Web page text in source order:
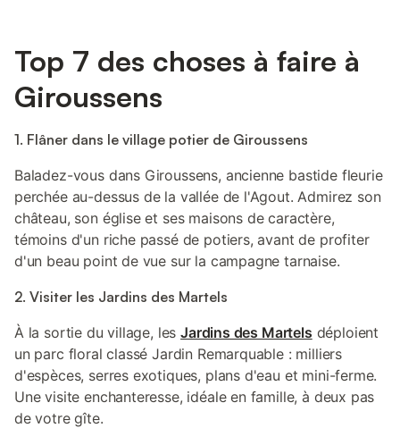
Top 7 des choses à faire à
Giroussens
1. Flâner dans le village potier de Giroussens
Baladez-vous dans Giroussens, ancienne bastide fleurie
perchée au-dessus de la vallée de l'Agout. Admirez son
château, son église et ses maisons de caractère,
témoins d'un riche passé de potiers, avant de profiter
d'un beau point de vue sur la campagne tarnaise.
2. Visiter les Jardins des Martels
À la sortie du village, lesJardins des Martels déploient
un parc floral classé Jardin Remarquable : milliers
d'espèces, serres exotiques, plans d'eau et mini-ferme.
Une visite enchanteresse, idéale en famille, à deux pas
de votre gîte.